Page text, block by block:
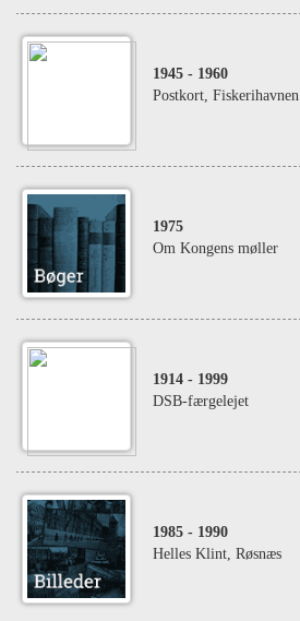
1945 - 1960
Postkort, Fiskerihavnen
1975
Om Kongens møller
1914 - 1999
DSB-færgelejet
1985 - 1990
Helles Klint, Røsnæs